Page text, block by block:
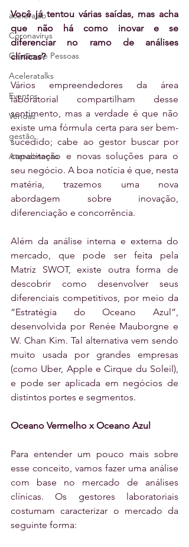
aceleralab
Coronavírus
Gestão de Pessoas
Aceleratalks
Eventos
Vendas
gestão
Atendimento
Você já tentou várias saídas, mas acha
que não há como inovar e se
diferenciar no ramo de análises
clínicas?
Vários empreendedores da área
laboratorial compartilham desse
sentimento, mas a verdade é que não
existe uma fórmula certa para ser bem-
sucedido; cabe ao gestor buscar por
capacitação e novas soluções para o
seu negócio. A boa notícia é que, nesta
matéria, trazemos uma nova
abordagem sobre inovação,
diferenciação e concorrência.
Além da análise interna e externa do
mercado, que pode ser feita pela
Matriz SWOT, existe outra forma de
descobrir como desenvolver seus
diferenciais competitivos, por meio da
“Estratégia do Oceano Azul”,
desenvolvida por Renée Mauborgne e
W. Chan Kim. Tal alternativa vem sendo
muito usada por grandes empresas
(como Uber, Apple e Cirque du Soleil),
e pode ser aplicada em negócios de
distintos portes e segmentos.
Oceano Vermelho x Oceano Azul
Para entender um pouco mais sobre
esse conceito, vamos fazer uma análise
com base no mercado de análises
clínicas. Os gestores laboratoriais
costumam caracterizar o mercado da
seguinte forma: